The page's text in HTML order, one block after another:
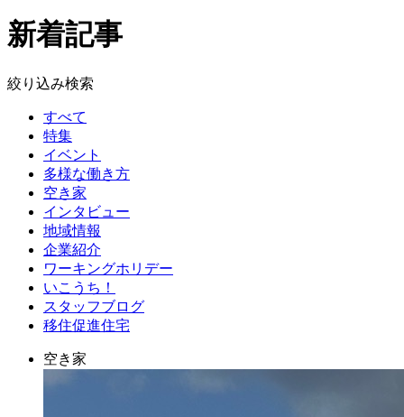
新着記事
絞り込み検索
すべて
特集
イベント
多様な働き方
空き家
インタビュー
地域情報
企業紹介
ワーキングホリデー
いこうち！
スタッフブログ
移住促進住宅
空き家